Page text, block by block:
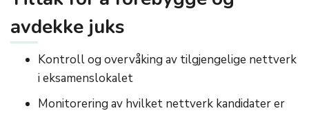
avdekke juks
Kontroll og overvåking av tilgjengelige nettverk
i eksamenslokalet
Monitorering av hvilket nettverk kandidater er